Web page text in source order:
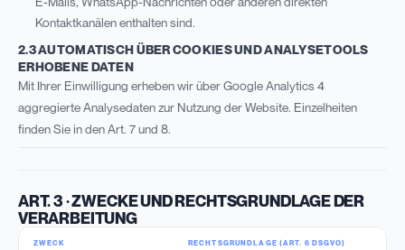
Kontaktkanälen enthalten sind.
2.3 AUTOMATISCH ÜBER COOKIES UND ANALYSETOOLS
ERHOBENE DATEN
Mit Ihrer Einwilligung erheben wir über Google Analytics 4
aggregierte Analysedaten zur Nutzung der Website. Einzelheiten
finden Sie in den Art. 7 und 8.
ART. 3 · ZWECKE UND RECHTSGRUNDLAGE DER
VERARBEITUNG
ZWECK RECHTSGRUNDLAGE (ART. 6 DSGVO)